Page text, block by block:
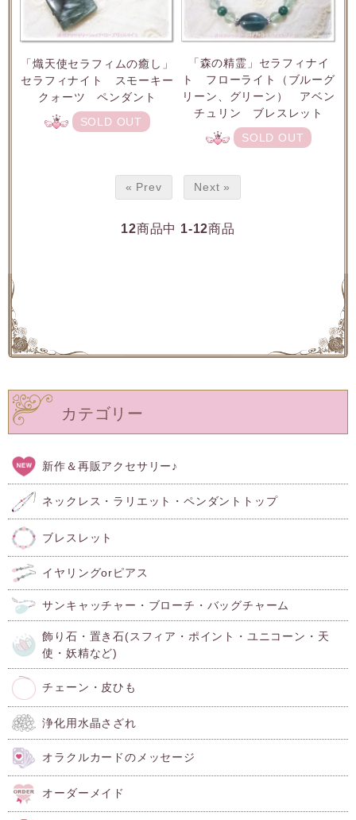
「熾天使セラフィムの癒し」
セラフィナイト スモーキー
クォーツ ペンダント
SOLD OUT
「森の精霊」セラフィナイ
ト フローライト（ブルーグ
リーン、グリーン） アベン
チュリン ブレスレット
SOLD OUT
« Prev Next »
12商品中 1-12商品
カテゴリー
新作＆再販アクセサリー♪
ネックレス・ラリエット・ペンダントトップ
ブレスレット
イヤリングorピアス
サンキャッチャー・ブローチ・バッグチャーム
飾り石・置き石(スフィア・ポイント・ユニコーン・天
使・妖精など)
チェーン・皮ひも
浄化用水晶さざれ
オラクルカードのメッセージ
オーダーメイド